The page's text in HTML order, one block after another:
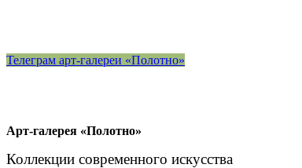
Телеграм арт-галереи «Полотно»
Арт-галерея «Полотно»
Коллекции современного искусства